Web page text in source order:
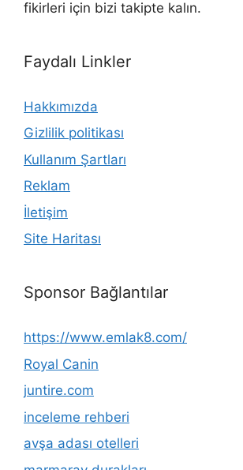
fikirleri için bizi takipte kalın.
Faydalı Linkler
Hakkımızda
Gizlilik politikası
Kullanım Şartları
Reklam
İletişim
Site Haritası
Sponsor Bağlantılar
https://www.emlak8.com/
Royal Canin
juntire.com
inceleme rehberi
avşa adası otelleri